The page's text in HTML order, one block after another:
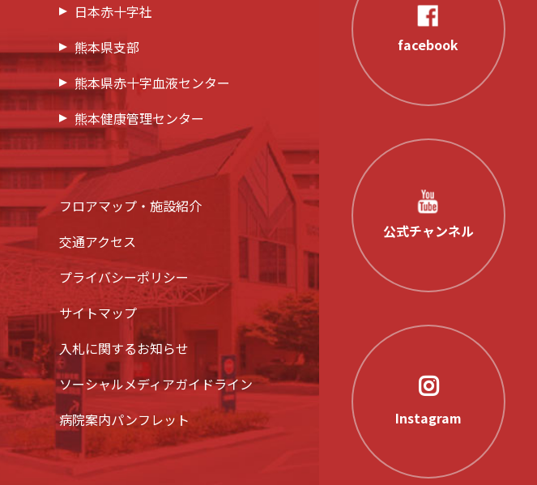
日本赤十字社
熊本県支部
熊本県赤十字血液センター
熊本健康管理センター
フロアマップ・施設紹介
交通アクセス
プライバシーポリシー
サイトマップ
入札に関するお知らせ
ソーシャルメディアガイドライン
病院案内パンフレット
facebook
公式チャンネル
Instagram